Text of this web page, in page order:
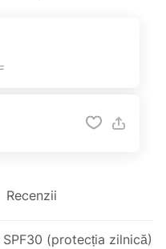
Recenzii
(protecția zilnică)